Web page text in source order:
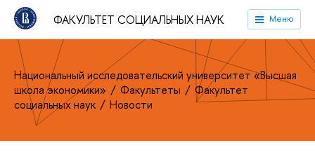
ФАКУЛЬТЕТ СОЦИАЛЬНЫХ НАУК Меню
Национальный исследовательский университет «Высшая
школа экономики»
Факультеты
Факультет
социальных наук
Новости